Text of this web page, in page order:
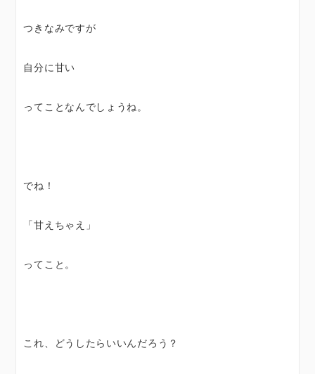
つきなみですが
自分に甘い
ってことなんでしょうね。
でね！
「甘えちゃえ」
ってこと。
これ、どうしたらいいんだろう？